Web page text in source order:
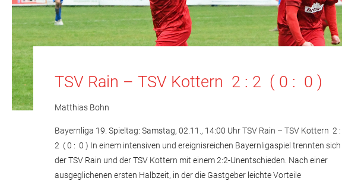
TSV Rain – TSV Kottern 2 : 2 ( 0 : 0 )
Matthias Bohn
Bayernliga 19. Spieltag: Samstag, 02.11., 14:00 Uhr TSV Rain – TSV Kottern 2 :
2 ( 0 : 0 ) In einem intensiven und ereignisreichen Bayernligaspiel trennten sich
der TSV Rain und der TSV Kottern mit einem 2:2-Unentschieden. Nach einer
ausgeglichenen ersten Halbzeit, in der die Gastgeber leichte Vorteile